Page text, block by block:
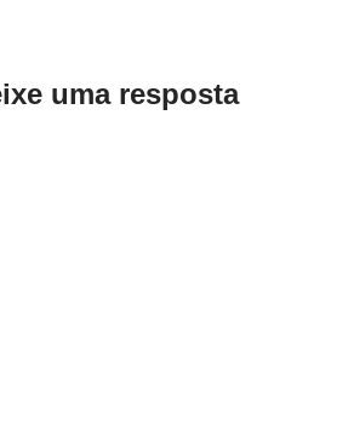
uma resposta